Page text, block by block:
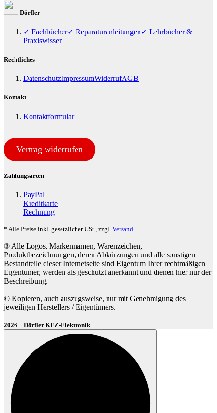
Dörfler
✓ Fachbücher✓ Reparaturanleitungen✓ Lehrbücher &
Praxiswissen
Rechtliches
DatenschutzImpressumWiderrufAGB
Kontakt
Kontaktformular
Vertrag widerrufen
Zahlungsarten
PayPal
Kreditkarte
Rechnung
* Alle Preise inkl. gesetzlicher USt., zzgl. Versand
® Alle Logos, Markennamen, Warenzeichen,
Produktbezeichnungen, deren Abkürzungen und alle sonstigen
Bestandteile dieser Internetseite sind Eigentum Ihrer rechtmäßigen
Eigentümer, werden als geschützt anerkannt und dienen hier nur der
Beschreibung.
© Kopieren, auch auszugsweise, nur mit Genehmigung des
jeweiligen Herstellers / Eigentümers.
2026 – Dörfler KFZ-Elektronik